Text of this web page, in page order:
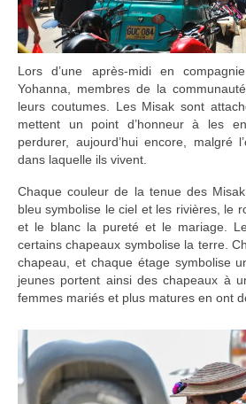
Lors d’une après-midi en
Yohanna, membres de la
leurs coutumes. Les Misak sont
mettent un point d’honneur à les
perdurer, aujourd’hui encore, malgré
dans laquelle ils vivent.
Chaque couleur de la tenue des
bleu symbolise le ciel et les rivières, le
et le blanc la pureté et le mariage.
certains chapeaux symbolise la terre.
chapeau, et chaque étage symbolise
jeunes portent ainsi des chapeaux à
femmes mariés et plus matures en ont